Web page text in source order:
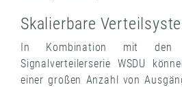
Skalierbare
In Kombination mit den
Signalverteilerserie WSDU
einer großen Anzahl von